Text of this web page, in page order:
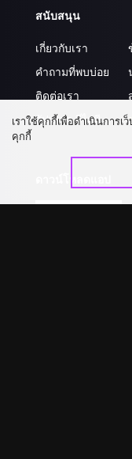
สนับสนุน
เกี่ยวกับเรา
คำถามที่พบบ่อย
ติดต่อเรา
อัปเกรด วีไอพี
เราใช้คุกกี้เพื่อดำเนินการ
คุกกี้